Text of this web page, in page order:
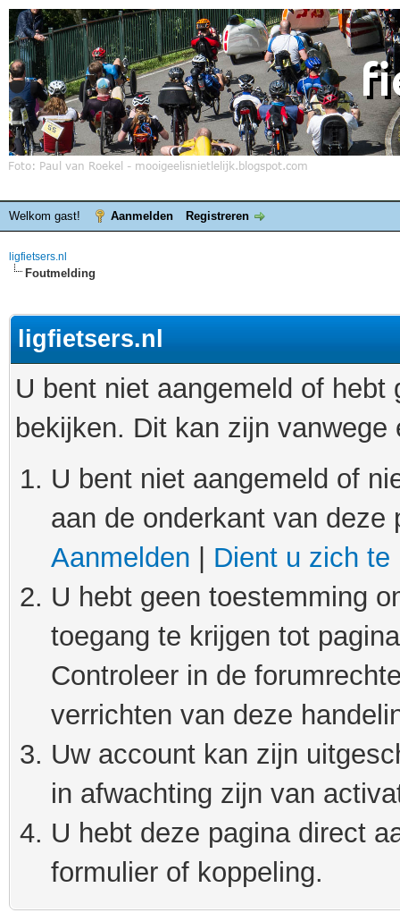
Welkom gast! Aanmelden Registreren
ligfietsers.nl
Foutmelding
ligfietsers.nl
U bent niet aangemeld of
bekijken. Dit kan zijn
U bent niet aangemeld of
aan de onderkant van
Aanmelden
Dient u zich te
U hebt geen toestemming
toegang te krijgen tot
Controleer in de
verrichten van deze
Uw account kan zijn
in afwachting zijn van
U hebt deze pagina direct
formulier of koppeling.